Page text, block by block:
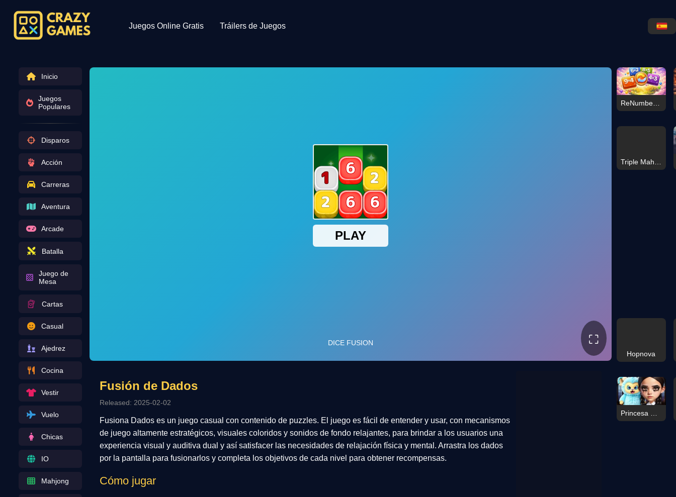
Juegos Online Gratis Tráilers de Juegos
Inicio
Juegos
Populares
Disparos
Acción
Carreras
Aventura
Arcade
Batalla
Juego de
Mesa
Cartas
Casual
Ajedrez
Cocina
Vestir
Vuelo
Chicas
IO
Mahjong
⛶
Fusión de Dados
Released: 2025-02-02
Fusiona Dados es un juego casual con contenido de puzzles. El juego es fácil de entender y usar, con mecanismos
de juego altamente estratégicos, visuales coloridos y sonidos de fondo relajantes, para brindar a los usuarios una
experiencia visual y auditiva dual y así satisfacer las necesidades de relajación física y mental. Arrastra los dados
por la pantalla para fusionarlos y completa los objetivos de cada nivel para obtener recompensas.
Cómo jugar
ReNumber Kids
Triple Mahjong Dulce
Hopnova